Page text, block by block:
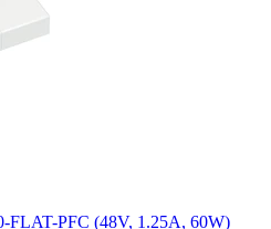
FLAT-PFC (48V, 1.25A, 60W)